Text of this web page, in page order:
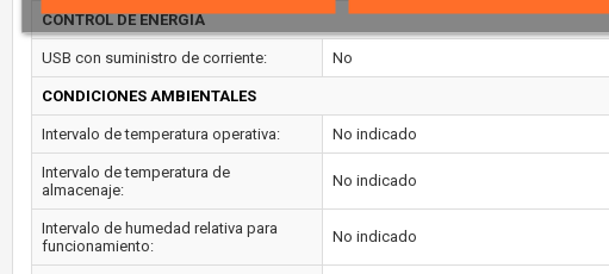
CONTROL DE ENERGÍA
USB con suministro de corriente: No
CONDICIONES AMBIENTALES
Intervalo de temperatura operativa: No indicado
Intervalo de temperatura de
almacenaje:
No indicado
Intervalo de humedad relativa para
funcionamiento:
No indicado